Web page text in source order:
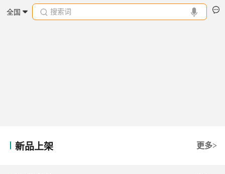
全国 搜索词
新品上架 更多>